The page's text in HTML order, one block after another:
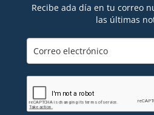
Recibe ada día en tu correo
las últimas